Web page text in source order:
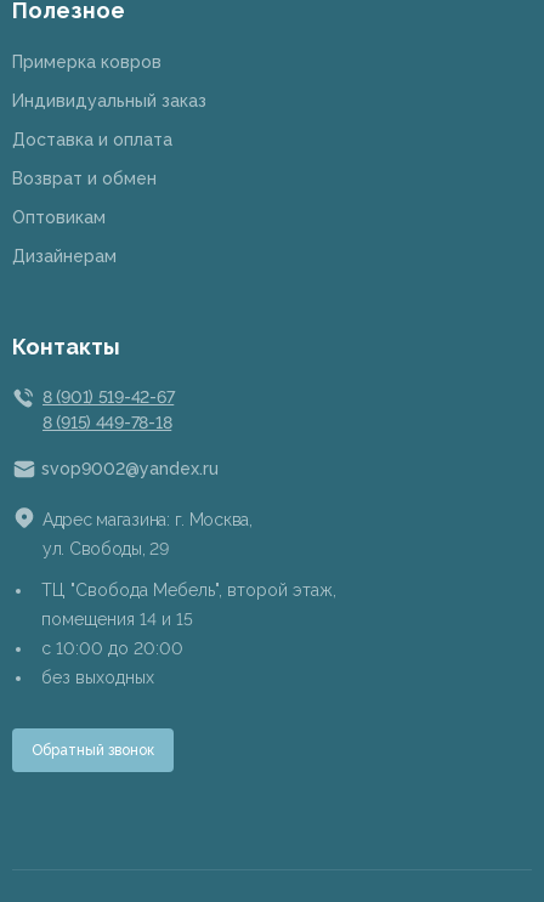
Полезное
Примерка ковров
Индивидуальный заказ
Доставка и оплата
Возврат и обмен
Оптовикам
Дизайнерам
Контакты
8 (901) 519-42-67
8 (915) 449-78-18
svop9002@yandex.ru
Адрес магазина: г. Москва,
ул. Свободы, 29
ТЦ "Свобода Мебель", второй этаж,
помещения 14 и 15
c 10:00 до 20:00
без выходных
Обратный звонок